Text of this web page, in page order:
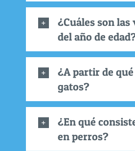
¿Cuáles son
del año de
¿A partir de
gatos?
¿En qué
en perros?